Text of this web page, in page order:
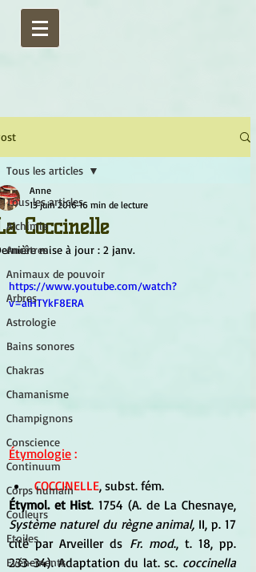
Tous les articles
Alchimie
Ancêtres
Animaux de pouvoir
Arbres
Astrologie
Bains sonores
Chakras
Chamanisme
Champignons
Conscience
Continuum
Corps humain
Couleurs
Etoiles
Evénements
Tous les articles
Coccinelle
Anne
13 juin 2016 16 min de lecture
mise à jour : 2 janv.
https://www.youtube.com/watch?
v=alHTYkF8ERA
Étymologie :
COCCINELLE, subst. fém.
Étymol. et Hist
Système naturel du règne animal, II, p. 17
cité par Arveiller ds Fr. mod., t. 18, pp.
233-34). Adaptation du lat. sc. coccinella